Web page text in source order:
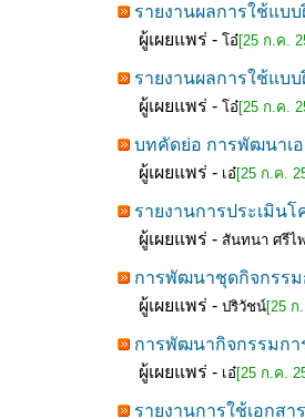
รายงานผลการใช้แบ
ผู้เผยแพร่ - โอ๋[25 ก.ค.
รายงานผลการใช้แบ
ผู้เผยแพร่ - โอ๋[25 ก.ค.
บทคัดย่อ การพัฒนาเอ
ผู้เผยแพร่ - เอ๋[25 ก.ค.
รายงานการประเมิน
ผู้เผยแพร่ - สันทนา ศรีไ
การพัฒนาชุดกิจกรรม
ผู้เผยแพร่ - ปริวัชน์[25 ก
การพัฒนากิจกรรมกา
ผู้เผยแพร่ - เอ๋[25 ก.ค.
รายงานการใช้เอกส